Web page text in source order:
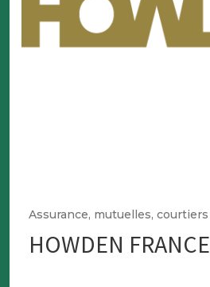
Assurance, mutuelles, courtiers
HOWDEN FRANCE